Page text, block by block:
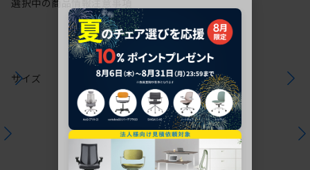
サイズ